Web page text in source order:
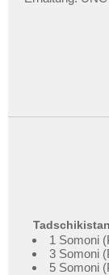
1 Somoni
3 Somoni
5 Somoni